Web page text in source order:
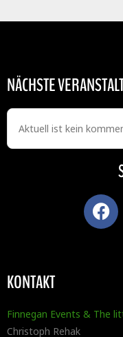
NÄCHSTE
Aktuell ist kein
KONTAKT
Finnegan Events & The
Christoph Rehak